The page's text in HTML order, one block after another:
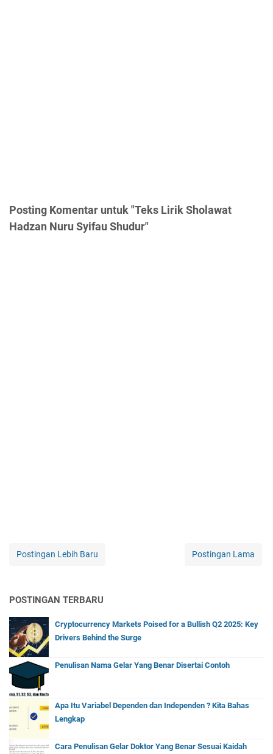
Posting Komentar untuk "Teks Lirik Sholawat
Hadzan Nuru Syifau Shudur"
Postingan Lebih Baru Postingan Lama
POSTINGAN TERBARU
Cryptocurrency Markets Poised for a Bullish Q2 2025: Key
Drivers Behind the Surge
Penulisan Nama Gelar Yang Benar Disertai Contoh
Apa Itu Variabel Dependen dan Independen ? Kita Bahas
Lengkap
Cara Penulisan Gelar Doktor Yang Benar Sesuai Kaidah